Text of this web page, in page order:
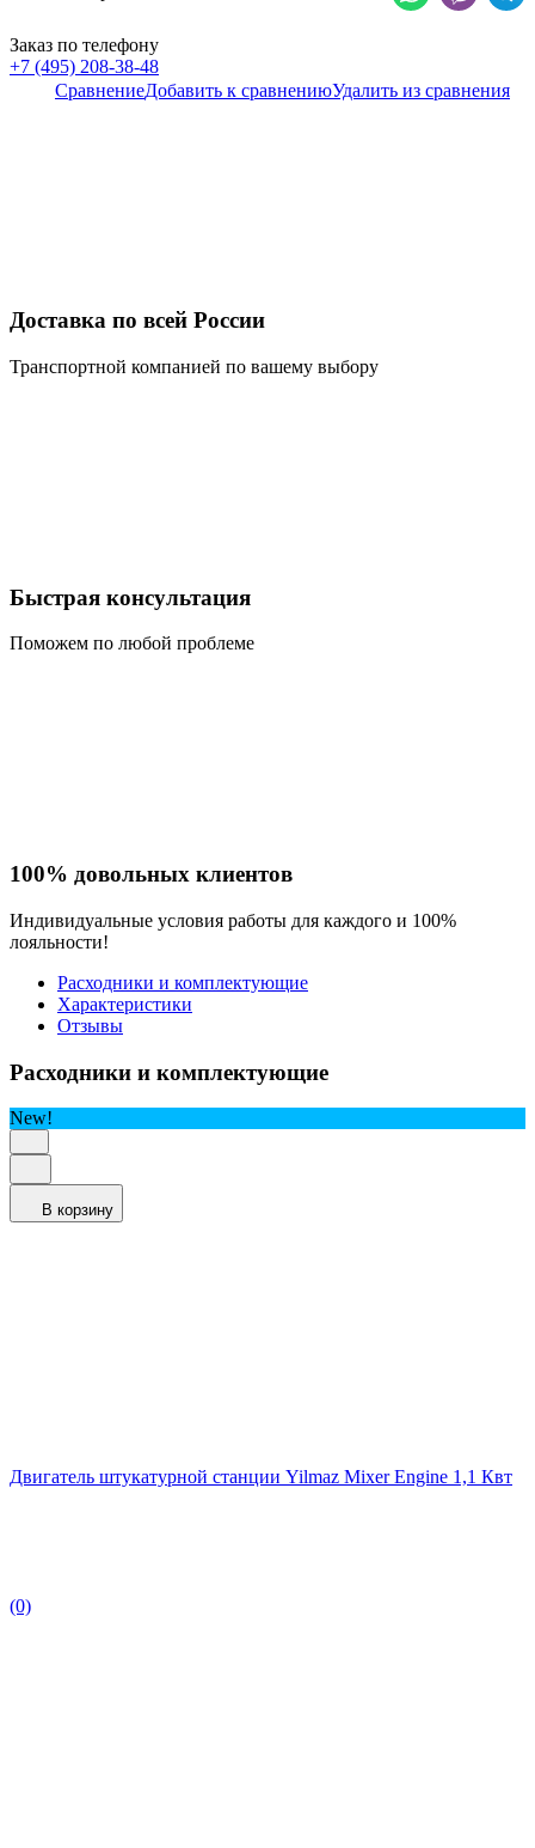
Заказ по телефону
+7 (495) 208-38-48
СравнениеДобавить к сравнениюУдалить из сравнения
Доставка по всей России
Транспортной компанией по вашему выбору
Быстрая консультация
Поможем по любой проблеме
100% довольных клиентов
Индивидуальные условия работы для каждого и 100%
лояльности!
Расходники и комплектующие
Характеристики
Отзывы
Расходники и комплектующие
New!
В корзину
Двигатель штукатурной станции Yilmaz Mixer Engine 1,1 Квт
(0)